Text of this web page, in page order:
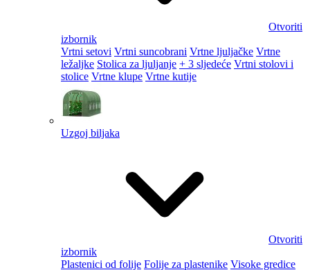
Otvoriti
izbornik
Vrtni setovi Vrtni suncobrani Vrtne ljuljačke Vrtne
ležaljke Stolica za ljuljanje + 3 sljedeće Vrtni stolovi i
stolice Vrtne klupe Vrtne kutije
Uzgoj biljaka
Otvoriti
izbornik
Plastenici od folije Folije za plastenike Visoke gredice